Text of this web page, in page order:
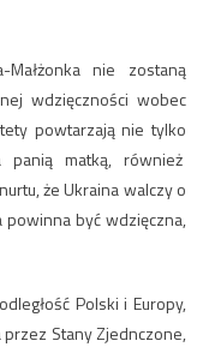
nie zostaną
wdzięczności wobec
powtarzają nie tylko
matką, również
że Ukraina walczy o
powinna być wdzięczna,
Polski i Europy,
Stany Zjednczone,